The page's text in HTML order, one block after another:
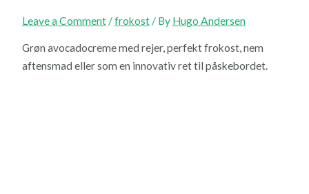
Leave a Comment /frokost/ By Hugo Andersen
Grøn avocadocreme med rejer, perfekt frokost, nem
aftensmad eller som en innovativ ret til påskebordet.